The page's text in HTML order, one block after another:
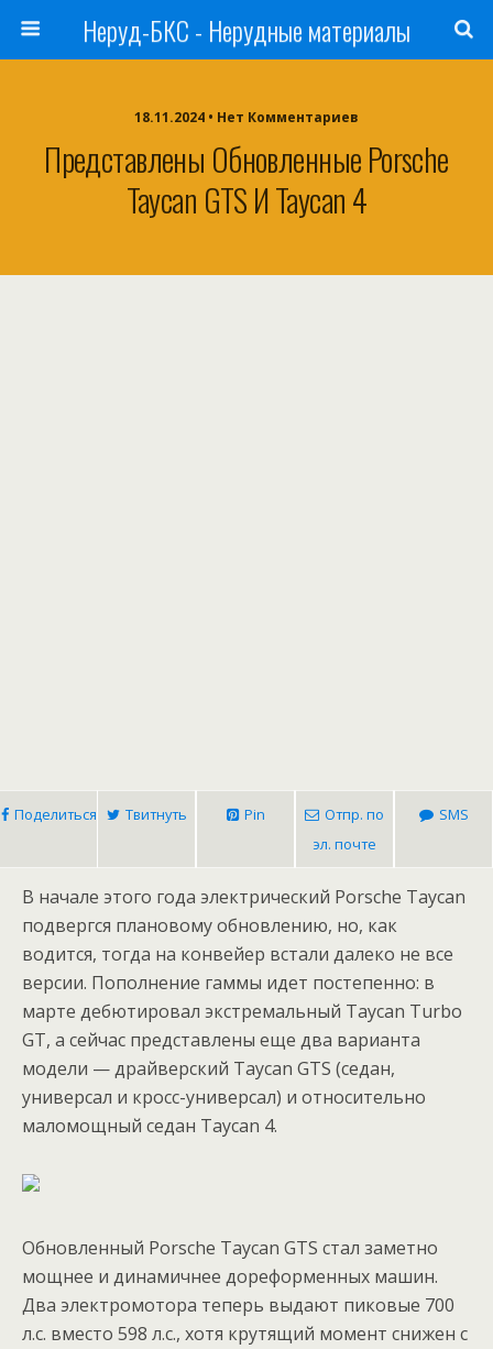
Неруд-БКС - Нерудные материалы
18.11.2024 • Нет Комментариев
Представлены Обновленные Porsche
Taycan GTS И Taycan 4
Поделиться Твитнуть Pin
Отпр. по
эл. почте
SMS
В начале этого года электрический Porsche Taycan
подвергся плановому обновлению, но, как
водится, тогда на конвейер встали далеко не все
версии. Пополнение гаммы идет постепенно: в
марте дебютировал экстремальный Taycan Turbo
GT, а сейчас представлены еще два варианта
модели — драйверский Taycan GTS (седан,
универсал и кросс-универсал) и относительно
маломощный седан Taycan 4.
Обновленный Porsche Taycan GTS стал заметно
мощнее и динамичнее дореформенных машин.
Два электромотора теперь выдают пиковые 700
л.с. вместо 598 л.с., хотя крутящий момент снижен с